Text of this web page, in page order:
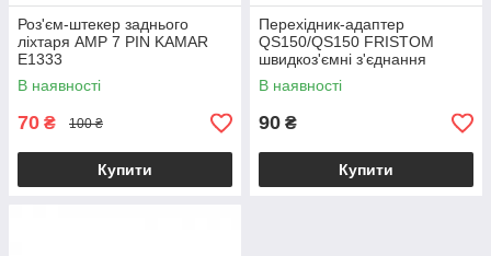
Роз'єм-штекер заднього
ліхтаря AMP 7 PIN KAMAR
E1333
В наявності
70 ₴ 100 ₴
Купити
Перехідник-адаптер
QS150/QS150 FRISTOM
швидкоз'ємні з'єднання
В наявності
90 ₴
Купити